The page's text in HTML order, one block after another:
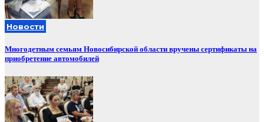
Новости
Многодетным семьям Новосибирской области вручены сертификаты на
приобретение автомобилей